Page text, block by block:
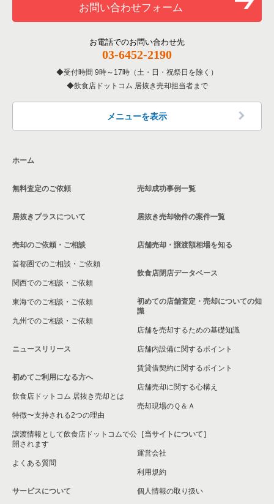
洋食の居抜き売却物件の案件一覧
その他の居抜き売却物件の案件一覧
大阪市東住吉区の飲食店の居抜き売却物件の案件一覧
門真市の飲食店の居抜き売却物件の案件一覧
大阪市天王寺区の飲食店の居抜き売却物件の案件一覧
高石市の飲食店の居抜き売却物件の案件一覧
大阪市鶴見区の飲食店の居抜き売却物件の案件一覧
大阪市浪速区の飲食店の居抜き売却物件の案件一覧
八尾市の飲食店の居抜き売却物件の案件一覧
大東市の飲食店の居抜き売却物件の案件一覧
箕面市の飲食店の居抜き売却物件の案件一覧
大阪市淀川区の飲食店の居抜き売却物件の案件一覧
大阪市東成区の飲食店の居抜き売却物件の案件一覧
大阪市城東区の飲食店の居抜き売却物件の案件一覧
大阪市旭区の飲食店の居抜き売却物件の案件一覧
和泉市の飲食店の居抜き売却物件の案件一覧
池田市の飲食店の居抜き売却物件の案件一覧
大阪府の居酒屋・ダイニングバーの居抜き売却物件の案件一覧
大阪府の和食の居抜き売却物件の案件一覧
大阪府の洋食の居抜き売却物件の案件一覧
大阪府のその他の居抜き売却物件の案件一覧
お問い合わせフォーム
お電話でのお問い合わせ先
03-6452-2190
受付時間 9時～17時（土・日・祝祭日を除く）
飲食店ドットコム 居抜き売却担当者まで
メニューを表示
ホーム
無料査定のご依頼
居抜きプラスについて
売却のご依頼・ご相談
首都圏でのご相談・ご依頼
関西でのご相談・ご依頼
東海でのご相談・ご依頼
九州でのご相談・ご依頼
ニュースリリース
初めてご利用になる方へ
飲食店ドットコム 居抜き売却とは
特徴〜支持される2つの理由
譲渡情報として飲食店ドットコムで公
開されます
よくある質問
サービスについて
売却成功事例一覧
居抜き売却物件の案件一覧
店舗売却・譲渡額相場を知る
飲食店閉店データベース
初めての店舗査定・売却についての知
識
店舗を売却するための基礎知識
店舗内設備に関するポイント
賃貸借契約に関するポイント
店舗売却に関する心構え
売却現場のＱ＆Ａ
［当サイトについて］
運営会社
利用規約
個人情報の取り扱い